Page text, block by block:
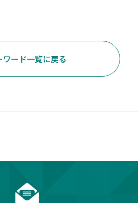
ワード一覧に戻る